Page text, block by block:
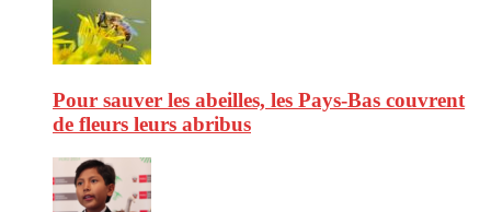
Pour sauver les abeilles, les Pays-Bas couvrent
de fleurs leurs abribus